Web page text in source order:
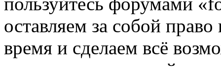
оставляем за собой
время и сделаем всё